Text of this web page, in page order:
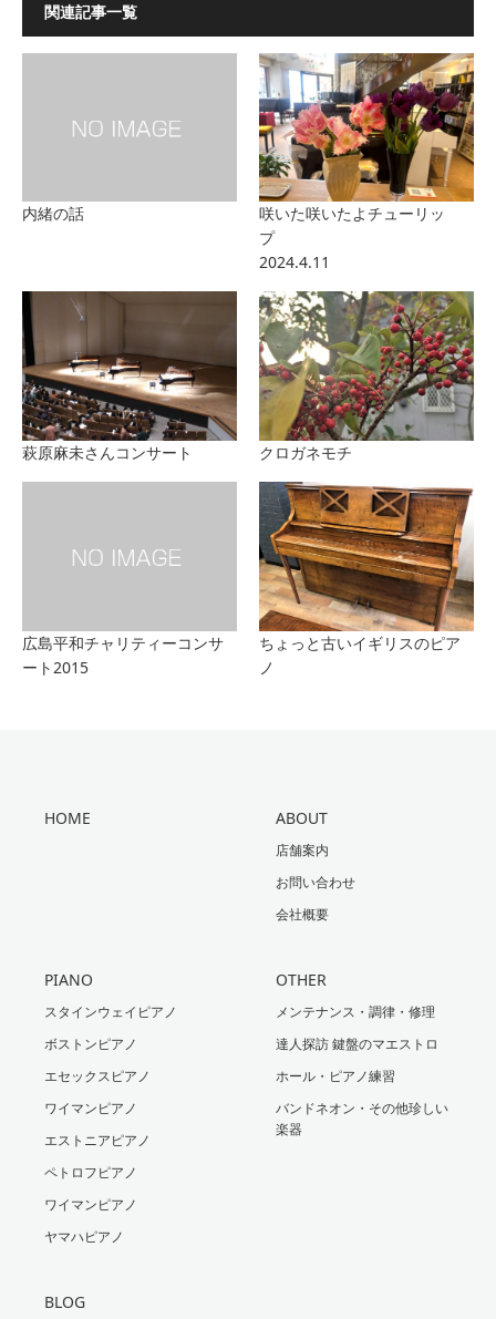
関連記事一覧
内緒の話
咲いた咲いたよチューリッ
プ
2024.4.11
萩原麻未さんコンサート クロガネモチ
広島平和チャリティーコンサ
ート2015
ちょっと古いイギリスのピア
ノ
HOME ABOUT
店舗案内
お問い合わせ
会社概要
PIANO
スタインウェイピアノ
ボストンピアノ
エセックスピアノ
ワイマンピアノ
エストニアピアノ
ペトロフピアノ
ワイマンピアノ
ヤマハピアノ
OTHER
メンテナンス・調律・修理
達人探訪 鍵盤のマエストロ
ホール・ピアノ練習
バンドネオン・その他珍しい
楽器
BLOG